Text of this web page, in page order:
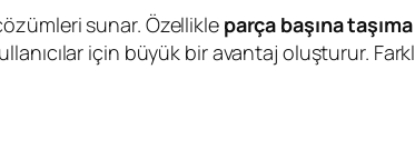
sunar. Özellikle parça başına taşıma
için büyük bir avantaj oluşturur.